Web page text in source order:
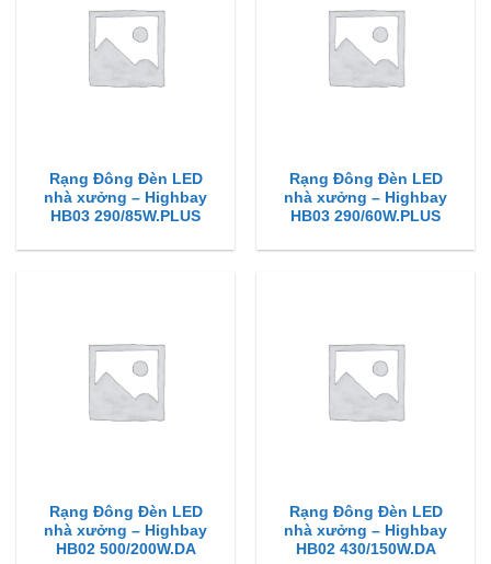
Rạng Đông Đèn LED
nhà xưởng – Highbay
HB03 290/85W.PLUS
Rạng Đông Đèn LED
nhà xưởng – Highbay
HB03 290/60W.PLUS
Rạng Đông Đèn LED
nhà xưởng – Highbay
HB02 500/200W.DA
Rạng Đông Đèn LED
nhà xưởng – Highbay
HB02 430/150W.DA